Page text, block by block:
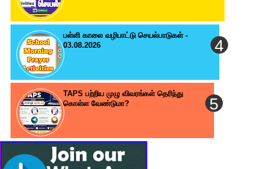
பள்ளி காலை வழிபாட்டு செயல்பாடுகள் -
03.08.2026
TAPS பற்றிய முழு விவரங்கள் தெரிந்து
கொள்ள வேண்டுமா?